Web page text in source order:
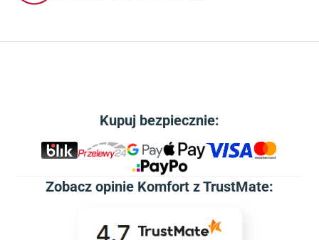
Kupuj bezpiecznie:
Zobacz opinie Komfort z TrustMate: